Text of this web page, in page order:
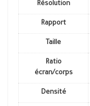
Résolution
Rapport
Taille
Ratio
écran/corps
Densité